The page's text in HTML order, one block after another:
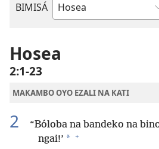
BIMISÁ
Mokanda
Hosea
2:1-23
MAKAMBO OYO EZALI NA KATI
2
“Bóloba na bandeko na
ngai!’ * +